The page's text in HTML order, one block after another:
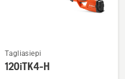
Vedi
Tagliasiepi
120iTK4-H